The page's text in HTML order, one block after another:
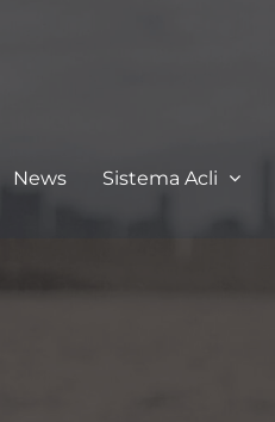
News Sistema Acli